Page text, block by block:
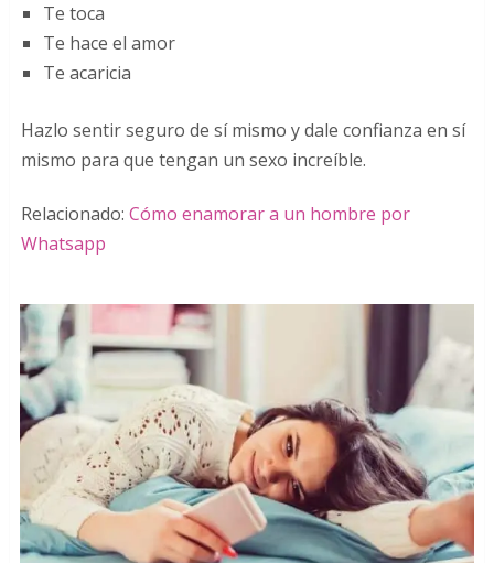
Te toca
Te hace el amor
Te acaricia
Hazlo sentir seguro de sí mismo y dale confianza en sí
mismo para que tengan un sexo increíble.
Relacionado: Cómo enamorar a un hombre por
Whatsapp